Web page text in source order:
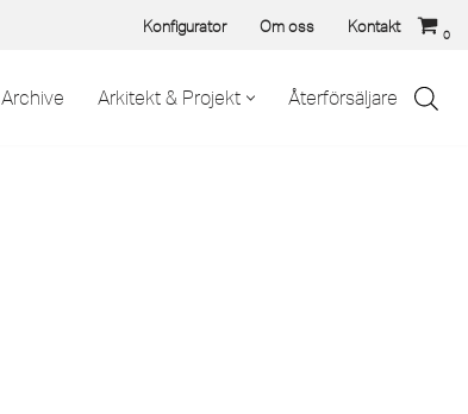
Konfigurator Om oss Kontakt 0
Archive Arkitekt & Projekt Återförsäljare